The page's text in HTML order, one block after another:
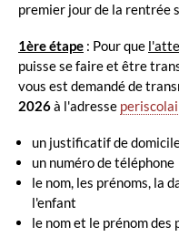
premier jour de la rentrée
1ère étape : Pour que
puisse se faire et être
vous est demandé de
2026à l'adresse
un justificatif de
un numéro de téléphone
le nom, les prénoms, la
l'enfant
le nom et le prénom